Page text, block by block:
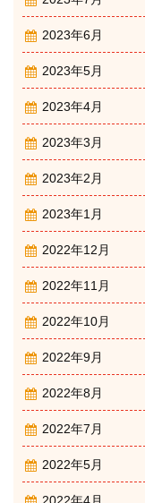
2023年6月
2023年5月
2023年4月
2023年3月
2023年2月
2023年1月
2022年12月
2022年11月
2022年10月
2022年9月
2022年8月
2022年7月
2022年5月
2022年4月